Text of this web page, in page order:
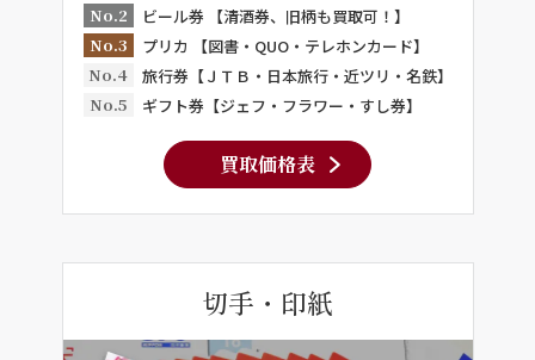
No.2
ビール券 【清酒券、旧柄も買取可！】
No.3
プリカ 【図書・QUO・テレホンカード】
No.4
旅行券【ＪＴＢ・日本旅行・近ツリ・名鉄】
No.5
ギフト券【ジェフ・フラワー・すし券】
買取価格表
切手・印紙